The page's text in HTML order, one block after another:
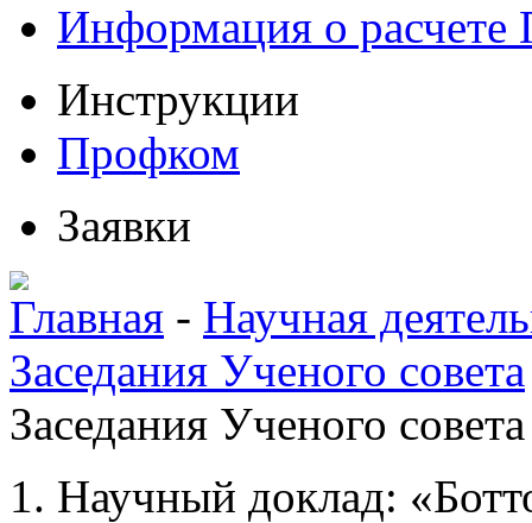
Информация о
Инструкции
Профком
Заявки
Главная - Научная
Заседания Ученого совета
Заседания Ученого
Научный доклад: